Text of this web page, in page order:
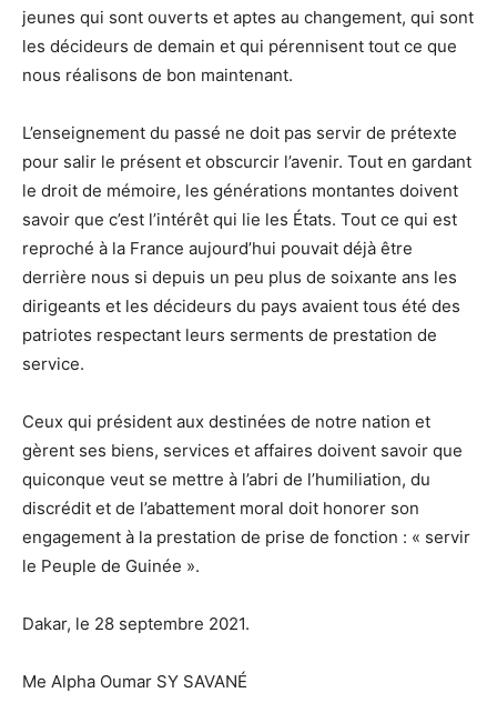
jeunes qui sont ouverts et aptes au changement, qui sont
les décideurs de demain et qui pérennisent tout ce que
nous réalisons de bon maintenant.
L’enseignement du passé ne doit pas servir de prétexte
pour salir le présent et obscurcir l’avenir. Tout en gardant
le droit de mémoire, les générations montantes doivent
savoir que c’est l’intérêt qui lie les États. Tout ce qui est
reproché à la France aujourd’hui pouvait déjà être
derrière nous si depuis un peu plus de soixante ans les
dirigeants et les décideurs du pays avaient tous été des
patriotes respectant leurs serments de prestation de
service.
Ceux qui président aux destinées de notre nation et
gèrent ses biens, services et affaires doivent savoir que
quiconque veut se mettre à l’abri de l’humiliation, du
discrédit et de l’abattement moral doit honorer son
engagement à la prestation de prise de fonction : « servir
le Peuple de Guinée ».
Dakar, le 28 septembre 2021.
Me Alpha Oumar SY SAVANÉ